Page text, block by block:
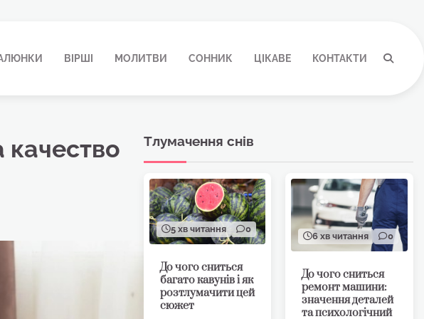
ВІРШІ МОЛИТВИ СОННИК ЦІКАВЕ КОНТАКТИ
Тлумачення снів
5 хв читання 0
До чого сниться
багато кавунів і як
розтлумачити цей
сюжет
6 хв читання 0
До чого сниться
ремонт машини:
значення деталей
та психологічний